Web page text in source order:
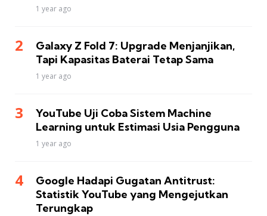
1 year ago
Galaxy Z Fold 7: Upgrade Menjanjikan,
Tapi Kapasitas Baterai Tetap Sama
1 year ago
YouTube Uji Coba Sistem Machine
Learning untuk Estimasi Usia Pengguna
1 year ago
Google Hadapi Gugatan Antitrust:
Statistik YouTube yang Mengejutkan
Terungkap